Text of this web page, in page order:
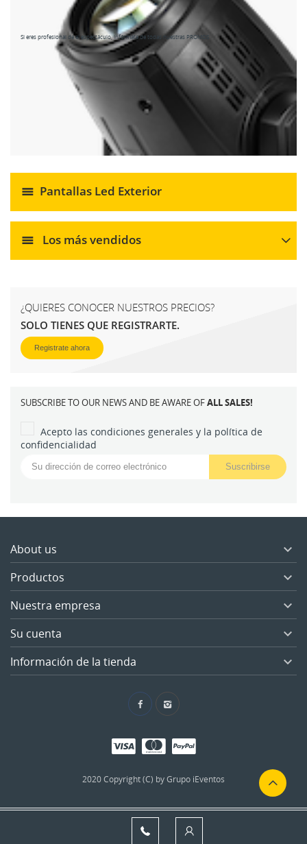
Pantallas Led Exterior
Los más vendidos
Si eres profesional de el espectáculo, infórmate de todas nuestras PROMOS
¿QUIERES CONOCER NUESTROS PRECIOS?
SOLO TIENES QUE REGISTRARTE.
Registrate ahora
SUBSCRIBE TO OUR NEWS AND BE AWARE OFALL SALES!
Acepto las condiciones generales y la política de
confidencialidad
About us 
Productos 
Nuestra empresa 
Su cuenta 
Información de la tienda 
2020 Copyright (C) by Grupo iEventos